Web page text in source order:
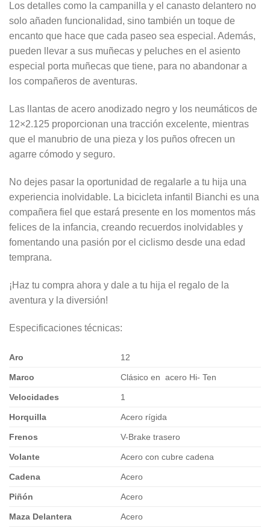
Los detalles como la campanilla y el canasto delantero no
solo añaden funcionalidad, sino también un toque de
encanto que hace que cada paseo sea especial. Además,
pueden llevar a sus muñecas y peluches en el asiento
especial porta muñecas que tiene, para no abandonar a
los compañeros de aventuras.
Las llantas de acero anodizado negro y los neumáticos de
12×2.125 proporcionan una tracción excelente, mientras
que el manubrio de una pieza y los puños ofrecen un
agarre cómodo y seguro.
No dejes pasar la oportunidad de regalarle a tu hija una
experiencia inolvidable. La bicicleta infantil Bianchi es una
compañera fiel que estará presente en los momentos más
felices de la infancia, creando recuerdos inolvidables y
fomentando una pasión por el ciclismo desde una edad
temprana.
¡Haz tu compra ahora y dale a tu hija el regalo de la
aventura y la diversión!
Especificaciones técnicas:
Aro 12
Marco Clásico en acero Hi- Ten
Velocidades 1
Horquilla Acero rígida
Frenos V-Brake trasero
Volante Acero con cubre cadena
Cadena Acero
Piñón Acero
Maza Delantera Acero